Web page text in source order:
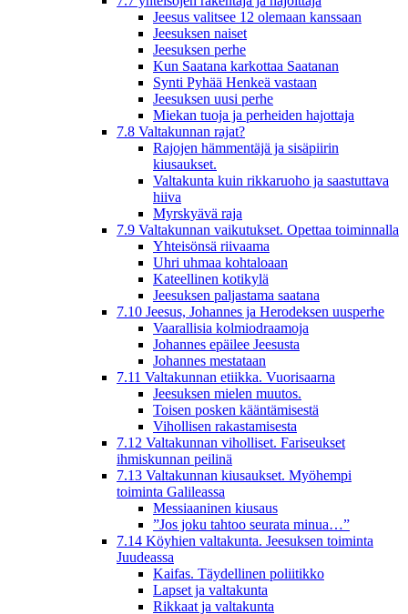
Jeesus valitsee 12 olemaan kanssaan
Jeesuksen naiset
Jeesuksen perhe
Kun Saatana karkottaa Saatanan
Synti Pyhää Henkeä vastaan
Jeesuksen uusi perhe
Miekan tuoja ja perheiden hajottaja
7.8 Valtakunnan rajat?
Rajojen hämmentäjä ja sisäpiirin
kiusaukset.
Valtakunta kuin rikkaruoho ja saastuttava
hiiva
Myrskyävä raja
7.9 Valtakunnan vaikutukset. Opettaa toiminnalla
Yhteisönsä riivaama
Uhri uhmaa kohtaloaan
Kateellinen kotikylä
Jeesuksen paljastama saatana
7.10 Jeesus, Johannes ja Herodeksen uusperhe
Vaarallisia kolmiodraamoja
Johannes epäilee Jeesusta
Johannes mestataan
7.11 Valtakunnan etiikka. Vuorisaarna
Jeesuksen mielen muutos.
Toisen posken kääntämisestä
Vihollisen rakastamisesta
7.12 Valtakunnan viholliset. Fariseukset
ihmiskunnan peilinä
7.13 Valtakunnan kiusaukset. Myöhempi
toiminta Galileassa
Messiaaninen kiusaus
”Jos joku tahtoo seurata minua…”
7.14 Köyhien valtakunta. Jeesuksen toiminta
Juudeassa
Kaifas. Täydellinen poliitikko
Lapset ja valtakunta
Rikkaat ja valtakunta